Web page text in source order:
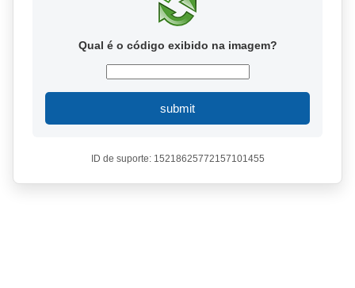
Qual é o código exibido na imagem?
submit
ID de suporte: 15218625772157101455